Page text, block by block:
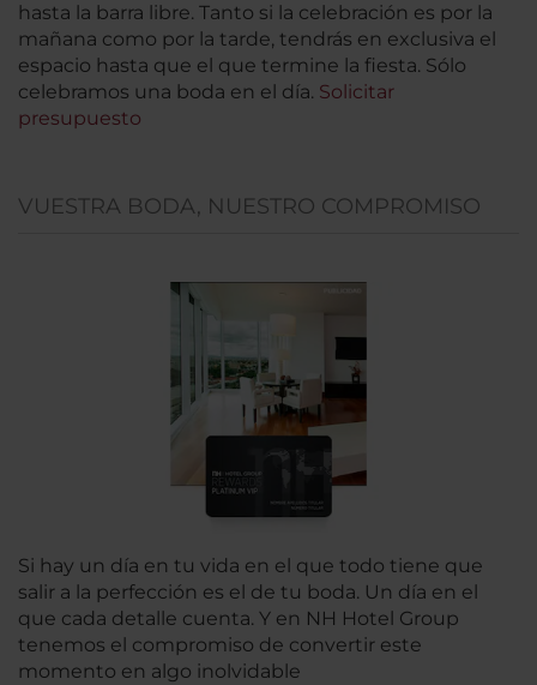
hasta la barra libre. Tanto si la celebración es por la
mañana como por la tarde, tendrás en exclusiva el
espacio hasta que el que termine la fiesta. Sólo
celebramos una boda en el día. Solicitar
presupuesto
VUESTRA BODA, NUESTRO COMPROMISO
Si hay un día en tu vida en el que todo tiene que
salir a la perfección es el de tu boda. Un día en el
que cada detalle cuenta. Y en NH Hotel Group
tenemos el compromiso de convertir este
momento en algo inolvidable